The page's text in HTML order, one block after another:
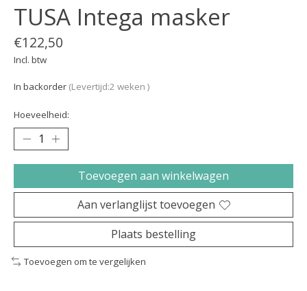
TUSA Intega masker
€122,50
Incl. btw
In backorder (Levertijd:2 weken )
Hoeveelheid:
Toevoegen aan winkelwagen
Aan verlanglijst toevoegen
Plaats bestelling
Toevoegen om te vergelijken